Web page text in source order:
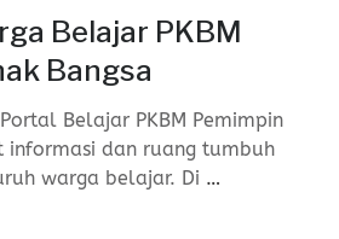
Belajar PKBM
Bangsa
Belajar PKBM Pemimpin
informasi dan ruang tumbuh
warga belajar. Di …